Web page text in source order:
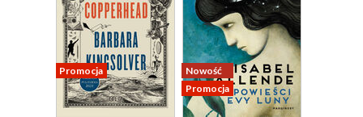
Promocja
Nowość
Promocja